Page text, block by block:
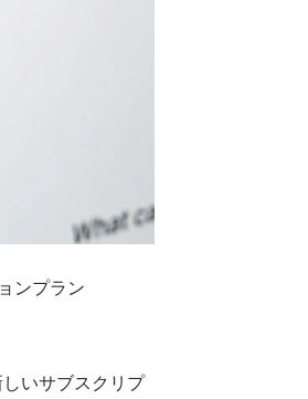
ンプラン
いサブスクリプ